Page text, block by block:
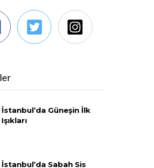
İstanbul’da Güneşin İlk
Işıkları
İstanbul’da Sabah Sis